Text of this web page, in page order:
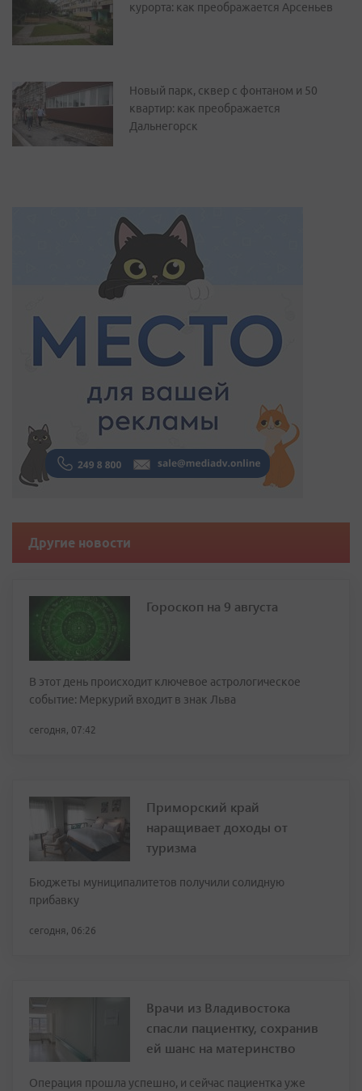
курорта: как преображается Арсеньев
Новый парк, сквер с фонтаном и 50
квартир: как преображается
Дальнегорск
Другие новости
Гороскоп на 9 августа
В этот день происходит ключевое астрологическое
событие: Меркурий входит в знак Льва
сегодня, 07:42
Приморский край
наращивает доходы от
туризма
Бюджеты муниципалитетов получили солидную
прибавку
сегодня, 06:26
Врачи из Владивостока
спасли пациентку, сохранив
ей шанс на материнство
Операция прошла успешно, и сейчас пациентка уже